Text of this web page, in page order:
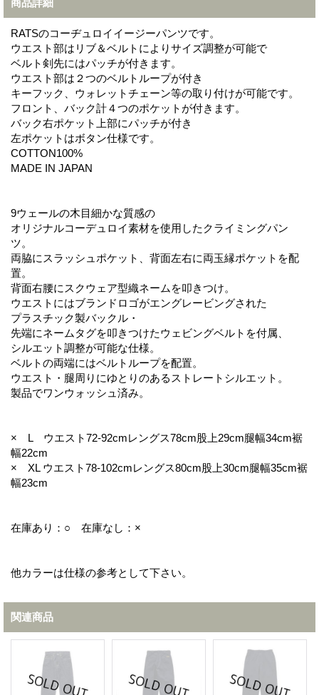
商品詳細
RATSのコーヂュロイイージーパンツです。
ウエスト部はリブ＆ベルトによりサイズ調整が可能で
ベルト剣先にはパッチが付きます。
ウエスト部は２つのベルトループが付き
キーフック、ウォレットチェーン等の取り付けが可能です。
フロント、バック計４つのポケットが付きます。
バック右ポケット上部にパッチが付き
左ポケットはボタン仕様です。
COTTON100%
MADE IN JAPAN
9ウェールの木目細かな質感の
オリジナルコーデュロイ素材を使用したクライミングパン
ツ。
両脇にスラッシュポケット、背面左右に両玉縁ポケットを配
置。
背面右腰にスクウェア型織ネームを叩きつけ。
ウエストにはブランドロゴがエングレービングされた
プラスチック製バックル・
先端にネームタグを叩きつけたウェビングベルトを付属、
シルエット調整が可能な仕様。
ベルトの両端にはベルトループを配置。
ウエスト・腿周りにゆとりのあるストレートシルエット。
製品でワンウォッシュ済み。
× L ウエスト72-92cmレングス78cm股上29cm腿幅34cm裾
幅22cm
× XL ウエスト78-102cmレングス80cm股上30cm腿幅35cm裾
幅23cm
在庫あり：○ 在庫なし：×
他カラーは仕様の参考として下さい。
関連商品